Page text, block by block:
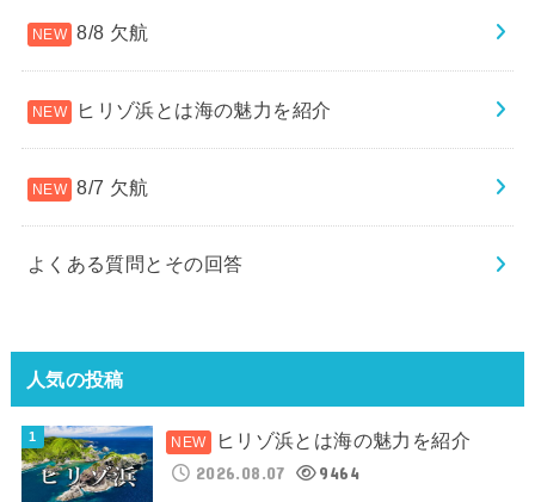
8/8 欠航
ヒリゾ浜とは海の魅力を紹介
8/7 欠航
よくある質問とその回答
人気の投稿
ヒリゾ浜とは海の魅力を紹介
2026.08.07
9464